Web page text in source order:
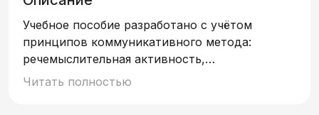
Учебное пособие разработано с учётом
принципов коммуникативного метода:
речемыслительная активность,
индивидуализация обучения речевой
Читать полностью